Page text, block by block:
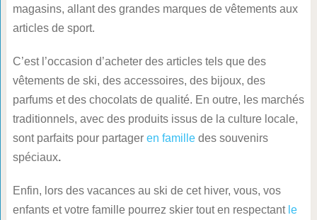
magasins, allant des grandes marques de vêtements aux
articles de sport.
C’est l’occasion d’acheter des articles tels que des
vêtements de ski, des accessoires, des bijoux, des
parfums et des chocolats de qualité. En outre, les marchés
traditionnels, avec des produits issus de la culture locale,
sont parfaits pour partager en familledes souvenirs
spéciaux.
Enfin, lors des vacances au ski de cet hiver, vous, vos
enfants et votre famille pourrez skier tout en respectant le